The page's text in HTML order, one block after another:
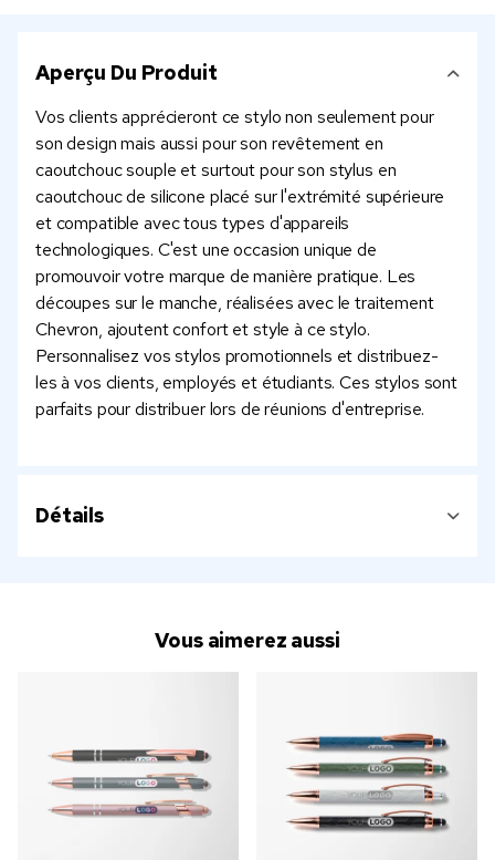
Aperçu Du Produit
Vos clients apprécieront ce stylo non seulement pour
son design mais aussi pour son revêtement en
caoutchouc souple et surtout pour son stylus en
caoutchouc de silicone placé sur l'extrémité supérieure
et compatible avec tous types d'appareils
technologiques. C'est une occasion unique de
promouvoir votre marque de manière pratique. Les
découpes sur le manche, réalisées avec le traitement
Chevron, ajoutent confort et style à ce stylo.
Personnalisez vos stylos promotionnels et distribuez-
les à vos clients, employés et étudiants. Ces stylos sont
parfaits pour distribuer lors de réunions d'entreprise.
Détails
Vous aimerez aussi